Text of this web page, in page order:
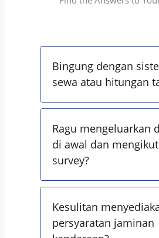
Bingung dengan
sewa atau hitungan
Ragu mengeluarkan
di awal dan
survey?
Kesulitan
persyaratan jaminan